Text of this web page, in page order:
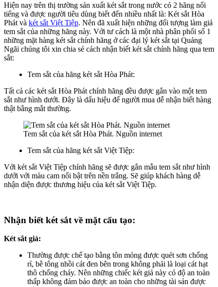
Hiện nay trên thị trường sản xuất két sắt trong nước có 2 hãng nổi
tiếng và được người tiêu dùng biết đến nhiều nhất là: Két sắt Hòa
Phát và két sắt Việt Tiệp. Nên đã xuất hiện những đối tượng làm giả
tem sắt của những hãng này. Với tư cách là một nhà phân phối số 1
những mặt hàng két sắt chính hãng ở các đại lý két sắt tại Quảng
Ngãi chúng tôi xin chia sẻ cách nhận biết két sắt chính hãng qua tem
sắt:
Tem sắt của hãng két sắt Hòa Phát:
Tất cả các két sắt Hòa Phát chính hãng đều được gắn vào một tem
sắt như hình dưới. Đây là dấu hiệu để người mua dễ nhận biết hàng
thật bằng mắt thường.
Tem sắt của két sắt Hòa Phát. Nguồn internet
Tem sắt của hãng két sắt Việt Tiệp:
Với két sắt Việt Tiệp chính hãng sẽ được gắn mẫu tem sắt như hình
dưới với màu cam nổi bật trên nền trắng. Sẽ giúp khách hàng dễ
nhận diện được thương hiệu của két sắt Việt Tiệp.
Nhận biết két sắt về mặt cấu tạo:
Két sắt giả:
Thường được chế tạo bằng tôn mỏng được quét sơn chống
rỉ, bê tông nhồi cát đen bên trong không phải là loại cát hạt
thô chống cháy. Nên những chiếc két giả này có độ an toàn
thấp không đảm bảo được an toàn cho những tài sản được